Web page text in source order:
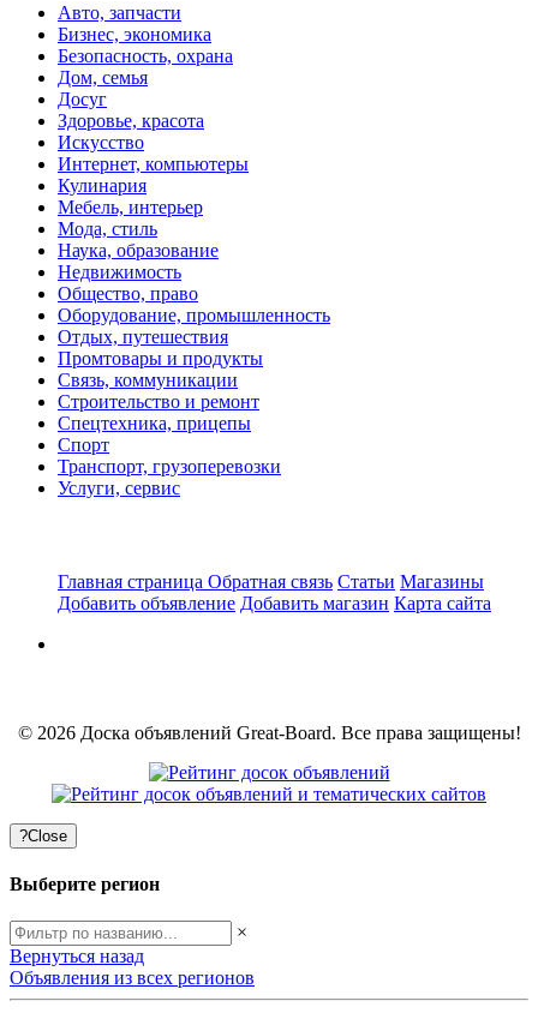
Авто, запчасти
Бизнес, экономика
Безопасность, охрана
Дом, семья
Досуг
Здоровье, красота
Искусство
Интернет, компьютеры
Кулинария
Мебель, интерьер
Мода, стиль
Наука, образование
Недвижимость
Общество, право
Оборудование, промышленность
Отдых, путешествия
Промтовары и продукты
Связь, коммуникации
Строительство и ремонт
Спецтехника, прицепы
Спорт
Транспорт, грузоперевозки
Услуги, сервис
Главная страница Обратная связь Статьи Магазины
Добавить объявление Добавить магазин Карта сайта
© 2026 Доска объявлений Great-Board. Все права защищены!
?Close
Выберите регион
×
Вернуться назад
Объявления из всех регионов